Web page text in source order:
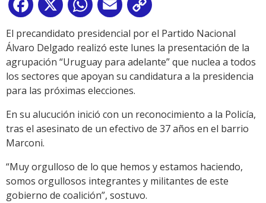
Facebook
X WhatsApp
Email
Link
El precandidato presidencial por el Partido Nacional
Álvaro Delgado realizó este lunes la presentación de la
agrupación “Uruguay para adelante” que nuclea a todos
los sectores que apoyan su candidatura a la presidencia
para las próximas elecciones.
En su alucución inició con un reconocimiento a la Policía,
tras el asesinato de un efectivo de 37 años en el barrio
Marconi.
“Muy orgulloso de lo que hemos y estamos haciendo,
somos orgullosos integrantes y militantes de este
gobierno de coalición”, sostuvo.